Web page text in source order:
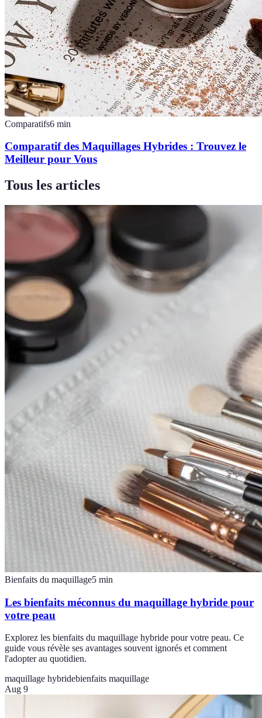
Comparatifs6 min
Comparatif des Maquillages Hybrides : Trouvez le
Meilleur pour Vous
Tous les articles
Bienfaits du maquillage5 min
Les bienfaits méconnus du maquillage hybride pour
votre peau
Explorez les bienfaits du maquillage hybride pour votre peau. Ce
guide vous révèle ses avantages souvent ignorés et comment
l'adopter au quotidien.
maquillage hybridebienfaits maquillage
Aug 9